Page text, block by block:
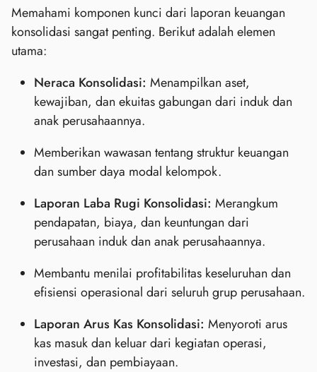
Memahami komponen kunci dari laporan keuangan
konsolidasi sangat penting. Berikut adalah elemen
utama:
Neraca Konsolidasi: Menampilkan aset,
kewajiban, dan ekuitas gabungan dari induk dan
anak perusahaannya.
Memberikan wawasan tentang struktur keuangan
dan sumber daya modal kelompok.
Laporan Laba Rugi Konsolidasi: Merangkum
pendapatan, biaya, dan keuntungan dari
perusahaan induk dan anak perusahaannya.
Membantu menilai profitabilitas keseluruhan dan
efisiensi operasional dari seluruh grup perusahaan.
Laporan Arus Kas Konsolidasi: Menyoroti arus
kas masuk dan keluar dari kegiatan operasi,
investasi, dan pembiayaan.